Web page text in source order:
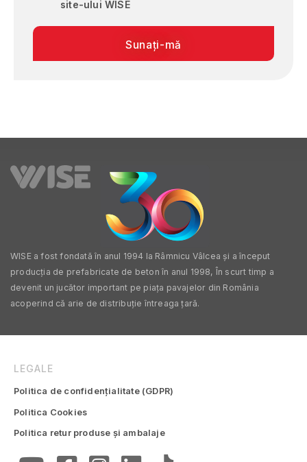
site-ului WISE
Sunați-mă
WISE a fost fondată în anul 1994 la Râmnicu Vâlcea și a început
producția de prefabricate de beton în anul 1998, În scurt timp a
devenit un jucător important pe piața pavajelor din România
acoperind că arie de distribuție întreaga țară.
LEGALE
Politica de confidențialitate (GDPR)
Politica Cookies
Politica retur produse și ambalaje